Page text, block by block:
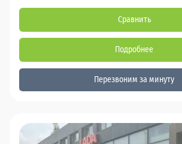
Сравнить
Подробнее
Перезвоним за минуту